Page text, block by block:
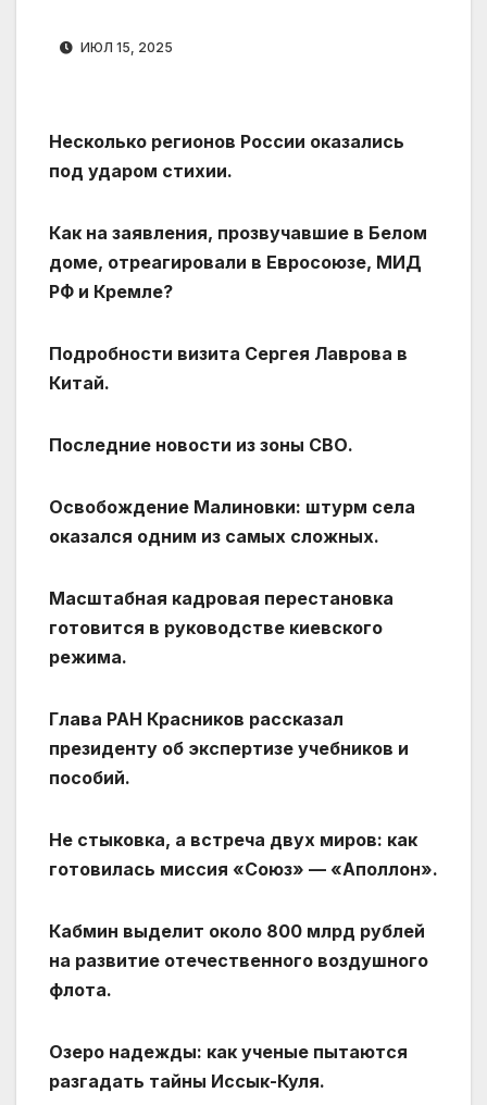
ИЮЛ 15, 2025
Несколько регионов России оказались
под ударом стихии.
Как на заявления, прозвучавшие в Белом
доме, отреагировали в Евросоюзе, МИД
РФ и Кремле?
Подробности визита Сергея Лаврова в
Китай.
Последние новости из зоны СВО.
Освобождение Малиновки: штурм села
оказался одним из самых сложных.
Масштабная кадровая перестановка
готовится в руководстве киевского
режима.
Глава РАН Красников рассказал
президенту об экспертизе учебников и
пособий.
Не стыковка, а встреча двух миров: как
готовилась миссия «Союз» — «Аполлон».
Кабмин выделит около 800 млрд рублей
на развитие отечественного воздушного
флота.
Озеро надежды: как ученые пытаются
разгадать тайны Иссык-Куля.